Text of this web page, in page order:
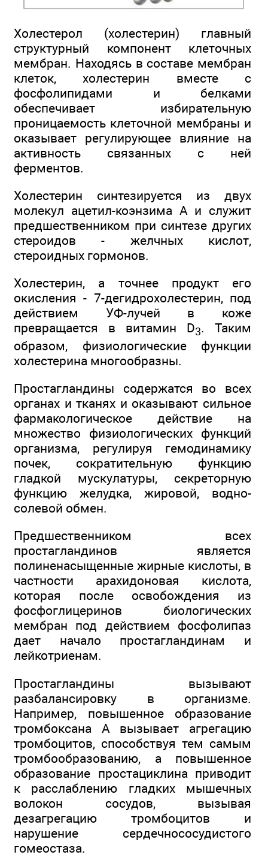
Холестерол (холестерин) главный
структурный компонент клеточных
мембран. Находясь в составе мембран
клеток, холестерин вместе с
фосфолипидами и белками
обеспечивает избирательную
проницаемость клеточной мембраны и
оказывает регулирующее влияние на
активность связанных с ней
ферментов.
Холестерин синтезируется из двух
молекул ацетил-коэнзима А и служит
предшественником при синтезе других
стероидов - желчных кислот,
стероидных гормонов.
Холестерин, а точнее продукт его
окисления - 7-дегидрохолестерин, под
действием УФ-лучей в коже
превращается в витамин D3. Таким
образом, физиологические функции
холестерина многообразны.
Простагландины содержатся во всех
органах и тканях и оказывают сильное
фармакологическое действие на
множество физиологических функций
организма, регулируя гемодинамику
почек, сократительную функцию
гладкой мускулатуры, секреторную
функцию желудка, жировой, водно-
солевой обмен.
Предшественником всех
простагландинов является
полиненасыщенные жирные кислоты, в
частности арахидоновая кислота,
которая после освобождения из
фосфоглицеринов биологических
мембран под действием фосфолипаз
дает начало простагландинам и
лейкотриенам.
Простагландины вызывают
разбалансировку в организме.
Например, повышенное образование
тромбоксана А вызывает агрегацию
тромбоцитов, способствуя тем самым
тромбообразованию, а повышенное
образование простациклина приводит
к расслаблению гладких мышечных
волокон сосудов, вызывая
дезагрегацию тромбоцитов и
нарушение сердечнососудистого
гомеостаза.